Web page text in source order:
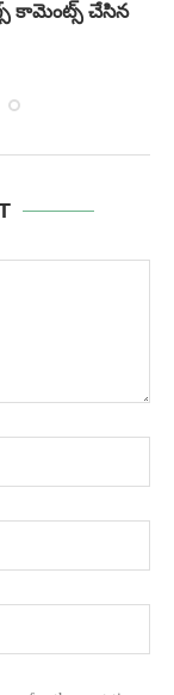
కామెంట్స్ చేసిన